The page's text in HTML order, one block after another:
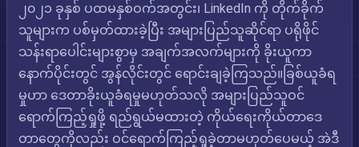
၂၀၂၁ ခုနှစ် ပထမနှစ်ဝက်အတွင်း၊ LinkedIn ကို တိုက်ခိုက်
သူများက ပစ်မှတ်ထားခဲ့ပြီး အများပြည်သူဆိုင်ရာ ပရိုဖိုင်
သန်းရာပေါင်းများစွာမှ အချက်အလက်များကို ခိုးယူကာ
နောက်ပိုင်းတွင် အွန်လိုင်းတွင် ရောင်းချခဲ့ကြသည်။ခြစ်ယူခံရ
မှုဟာ ဒေတာခိုးယူခံရမှုမဟုတ်သလို အများပြည်သူဝင်
ရောက်ကြည့်ရှုဖို့ ရည်ရွယ်မထားတဲ့ ကိုယ်ရေးကိုယ်တာဒေ
တာတွေကိုလည်း ဝင်ရောက်ကြည့်ရှုခဲ့တာမဟုတ်ပေမယ့် အဲဒီ